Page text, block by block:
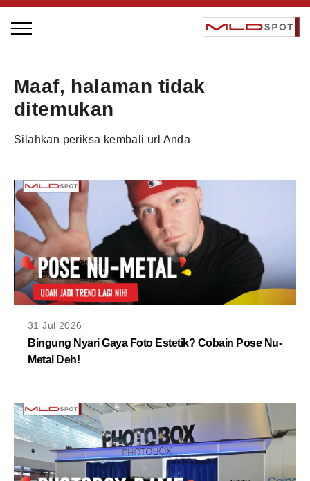
LOCAL GREATNESS
INSPIRING PRODUCTS
INSPIRING COMMUNITIES
TRENDING
EVENTS
MLDPODCAST
VIDEOS
MLDPOINTS
Maaf, halaman tidak
ditemukan
Silahkan periksa kembali url Anda
31 Jul 2026
Bingung Nyari Gaya Foto Estetik? Cobain Pose Nu-
Metal Deh!